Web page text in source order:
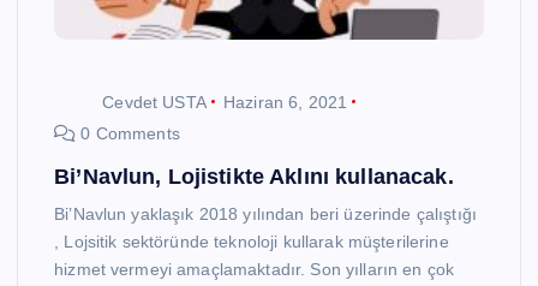
Cevdet USTA
Haziran 6, 2021
0 Comments
Bi’Navlun, Lojistikte Aklını kullanacak.
Bi’Navlun yaklaşık 2018 yılından beri üzerinde çalıştığı
, Lojsitik sektöründe teknoloji kullarak müşterilerine
hizmet vermeyi amaçlamaktadır. Son yılların en çok